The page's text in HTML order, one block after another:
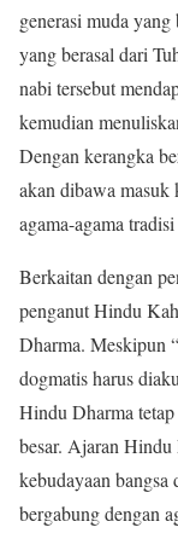
generasi muda
yang berasal dari
nabi tersebut
kemudian
Dengan kerangka
akan dibawa masuk
agama-agama tradisi
Berkaitan dengan
penganut Hindu
Dharma. Meskipun
dogmatis harus
Hindu Dharma
besar. Ajaran Hindu
kebudayaan
bergabung dengan